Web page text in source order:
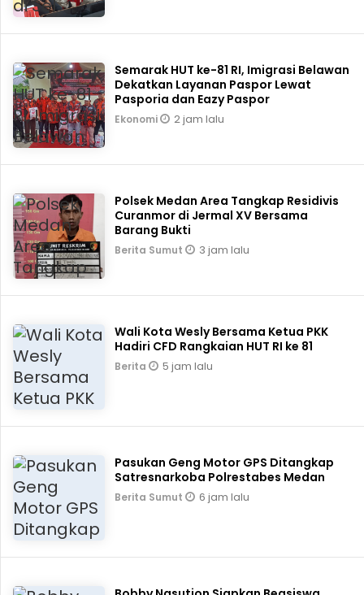
Semarak HUT ke-81 RI, Imigrasi Belawan
Dekatkan Layanan Paspor Lewat
Pasporia dan Eazy Paspor
Ekonomi 2 jam lalu
Polsek Medan Area Tangkap Residivis
Curanmor di Jermal XV Bersama
Barang Bukti
Berita Sumut 3 jam lalu
Wali Kota Wesly Bersama Ketua PKK
Hadiri CFD Rangkaian HUT RI ke 81
Berita 5 jam lalu
Pasukan Geng Motor GPS Ditangkap
Satresnarkoba Polrestabes Medan
Berita Sumut 6 jam lalu